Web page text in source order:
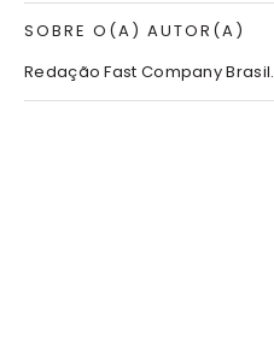
SOBRE O(A) AUTOR(A)
Redação Fast Company Brasil.